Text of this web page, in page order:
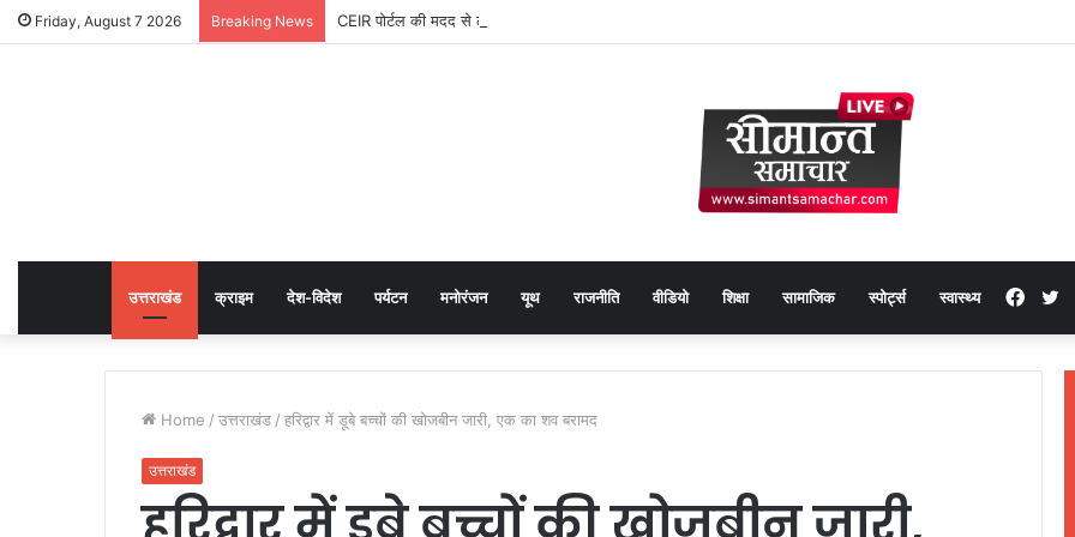
Friday, August 7 2026 Breaking News CEIR पोर्टल की मदद से लगभग ₹5 लाख मूल्य के 20 मोबाइल फोन बरामद
उत्तराखंड क्राइम देश-विदेश पर्यटन मनोरंजन यूथ राजनीति वीडियो शिक्षा सामाजिक स्पोर्ट्स स्वास्थ्य
Home / उत्तराखंड / हरिद्वार में डूबे बच्चों की खोजबीन जारी, एक का शव बरामद
उत्तराखंड